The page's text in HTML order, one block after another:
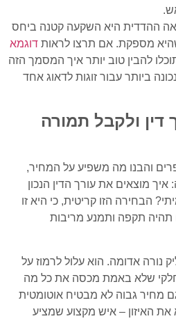
ההדדית היא השקעה קטנה ביחס
מספקת. אם תרצו לראות דוגמא
להבין טוב יותר איך המסמך הזה
ביותר עבור זוגות לדאוג אחד
דין ולקבל תמורה
והבנו מה משפיע על המחיר,
מוצאים את עורך הדין הנכון
הבחירה הזו קריטית, כי היא זו
תקפה ותמנע מריבות
נורה אדומה. הוא עלול לרמוז על
חלקי שלא באמת מכסה את כל מה
מחיר גבוה לא מבטיח אוטומטית
האיזון – איש מקצוע שמציע